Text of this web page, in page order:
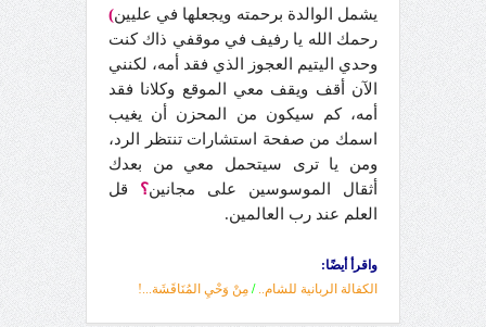
يشمل الوالدة برحمته ويجعلها في عليين)
رحمك الله يا رفيف في موقفي ذاك كنت
وحدي اليتيم العجوز الذي فقد أمه، لكنني
الآن أقف ويقف معي الموقع وكلانا فقد
أمه، كم سيكون من المحزن أن يغيب
اسمك من صفحة استشارات تنتظر الرد،
ومن يا ترى سيتحمل معي من بعدك
أثقال الموسوسين على مجانين؟ قل
العلم عند رب العالمين.
واقرأ أيضًا:
الكفالة الربانية للشام.. / مِنْ وَحْيِ المُنَاقَشَة...!